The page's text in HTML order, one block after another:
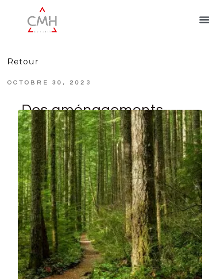
Retour
OCTOBRE 30, 2023
Des aménagements
pour le dispositif Defi-
forêt